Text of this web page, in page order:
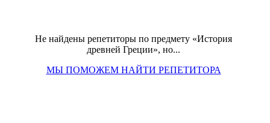
Не найдены репетиторы по предмету «История
древней Греции», но...
МЫ ПОМОЖЕМ НАЙТИ РЕПЕТИТОРА